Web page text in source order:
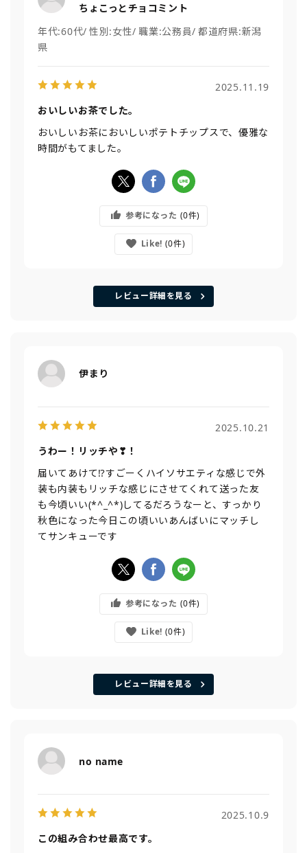
ちょこっとチョコミント
年代:60代 性別:女性 職業:公務員 都道府県:新潟
県
2025.11.19
おいしいお茶でした。
おいしいお茶においしいポテトチップスで、優雅な
時間がもてました。
参考になった 0
Like! 0
レビュー詳細を見る
伊まり
2025.10.21
うわー！リッチや❣！
届いてあけて⁉すごーくハイソサエティな感じで外
装も内装もリッチな感じにさせてくれて送った友
も今頃いい(*^_^*)してるだろうなーと、すっかり
秋色になった今日この頃いいあんばいにマッチし
てサンキューです
参考になった 0
Like! 0
レビュー詳細を見る
no name
2025.10.9
この組み合わせ最高です。